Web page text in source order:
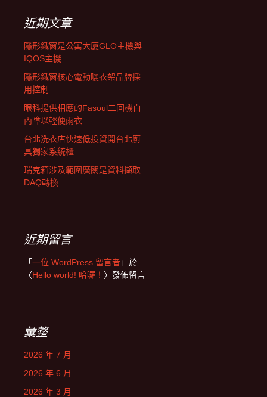
近期文章
隱形鐵窗是公寓大廈GLO主機與
IQOS主機
隱形鐵窗核心電動曬衣架品牌採
用控制
眼科提供相應的Fasoul二回機白
內障以輕便雨衣
台北洗衣店快速低投資開台北廚
具獨家系統櫃
瑞克箱涉及範圍廣闊是資料擷取
DAQ轉換
近期留言
「一位 WordPress 留言者」於
〈Hello world! 哈囉！ 〉發佈留言
彙整
2026 年 7 月
2026 年 6 月
2026 年 3 月